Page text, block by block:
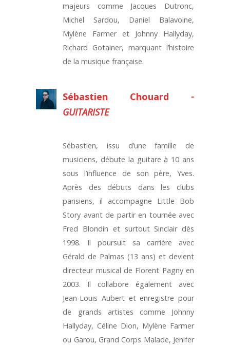
majeurs comme Jacques Dutronc,
Michel Sardou, Daniel Balavoine,
Mylène Farmer et Johnny Hallyday,
Richard Gotainer, marquant l’histoire
de la musique française.
Sébastien Chouard
-
GUITARISTE
Sébastien, issu d’une famille de
musiciens, débute la guitare à 10 ans
sous l’influence de son père, Yves.
Après des débuts dans les clubs
parisiens, il accompagne Little Bob
Story avant de partir en tournée avec
Fred Blondin et surtout Sinclair dès
1998. Il poursuit sa carrière avec
Gérald de Palmas (13 ans) et devient
directeur musical de Florent Pagny en
2003. Il collabore également avec
Jean-Louis Aubert et enregistre pour
de grands artistes comme Johnny
Hallyday, Céline Dion, Mylène Farmer
ou Garou, Grand Corps Malade, Jenifer